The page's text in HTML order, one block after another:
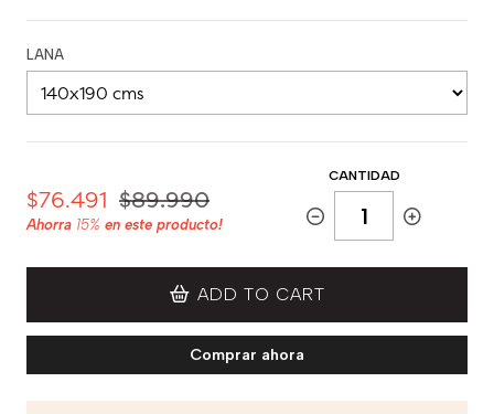
LANA
$76.491 $89.990
Ahorra 15% en este producto!
CANTIDAD
ADD TO CART
Comprar ahora